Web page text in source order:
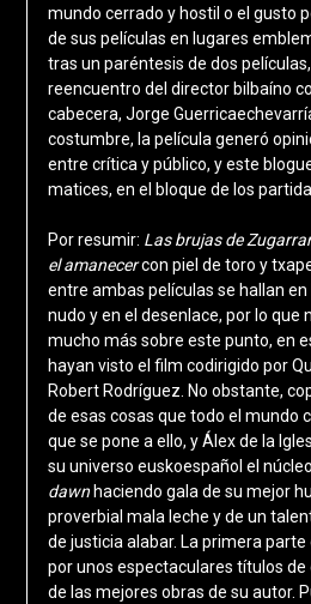
mundo cerrado y hostil o el gusto
de sus películas en lugares
tras un paréntesis de dos
reencuentro del director bilbaíno
cabecera, Jorge
costumbre, la película generó
entre crítica y público, y este
matices, en el bloque de los
Por resumir: Las brujas de
el amanecercon piel de toro y
entre ambas películas se hallan en
nudo y en el desenlace, por lo que
mucho más sobre este punto, en
hayan visto el film codirigido por
Robert Rodríguez. No obstante,
de esas cosas que todo el mundo
que se pone a ello, y Álex de la
su universo euskoespañol el
dawn haciendo gala de su mejor
proverbial mala leche y de un
de justicia alabar. La primera
por unos espectaculares títulos
de las mejores obras de su autor.